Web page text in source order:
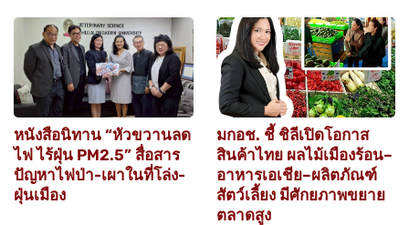
หนังสือนิทาน “หัวขวานลด
ไฟ ไร้ฝุ่น PM2.5” สื่อสาร
ปัญหาไฟป่า-เผาในที่โล่ง-
ฝุ่นเมือง
มกอช. ชี้ ชิลีเปิดโอกาส
สินค้าไทย ผลไม้เมืองร้อน–
อาหารเอเชีย–ผลิตภัณฑ์
สัตว์เลี้ยง มีศักยภาพขยาย
ตลาดสูง